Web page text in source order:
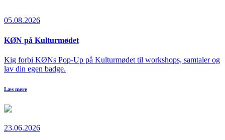
05.08.2026
KØN på Kulturmødet
Kig forbi KØNs Pop-Up på Kulturmødet til workshops, samtaler og
lav din egen badge.
Læs mere
23.06.2026